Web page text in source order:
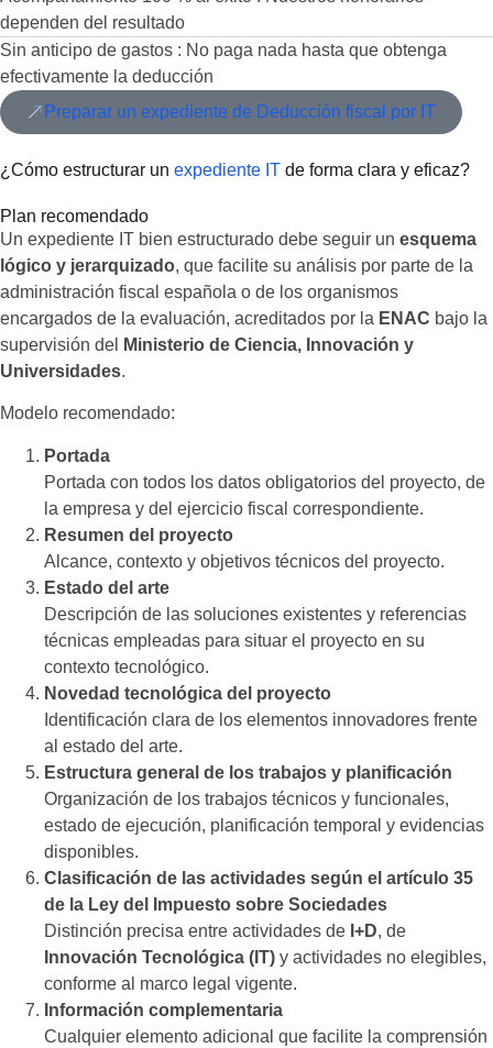
dependen del resultado
Sin anticipo de gastos : No paga nada hasta que obtenga
efectivamente la deducción
Preparar un expediente de Deducción fiscal por IT
¿Cómo estructurar un expediente IT de forma clara y eficaz?
Plan recomendado
Un expediente IT bien estructurado debe seguir un esquema
lógico y jerarquizado, que facilite su análisis por parte de la
administración fiscal española o de los organismos
encargados de la evaluación, acreditados por la ENAC bajo la
supervisión del
Ministerio de Ciencia, Innovación y
Universidades.
Modelo recomendado:
Portada
Portada con todos los datos obligatorios del proyecto, de
la empresa y del ejercicio fiscal correspondiente.
Resumen del proyecto
Alcance, contexto y objetivos técnicos del proyecto.
Estado del arte
Descripción de las soluciones existentes y referencias
técnicas empleadas para situar el proyecto en su
contexto tecnológico.
Novedad tecnológica del proyecto
Identificación clara de los elementos innovadores frente
al estado del arte.
Estructura general de los trabajos y planificación
Organización de los trabajos técnicos y funcionales,
estado de ejecución, planificación temporal y evidencias
disponibles.
Clasificación de las actividades según el artículo 35
de la Ley del Impuesto sobre Sociedades
Distinción precisa entre actividades de I+D, de
Innovación Tecnológica (IT) y actividades no elegibles,
conforme al marco legal vigente.
Información complementaria
Cualquier elemento adicional que facilite la comprensión